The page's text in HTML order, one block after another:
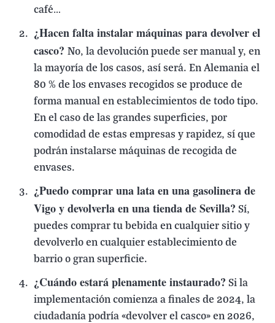
café…
¿Hacen falta instalar máquinas para devolver el
casco? No, la devolución puede ser manual y, en
la mayoría de los casos, así será. En Alemania el
80 % de los envases recogidos se produce de
forma manual en establecimientos de todo tipo.
En el caso de las grandes superficies, por
comodidad de estas empresas y rapidez, sí que
podrán instalarse máquinas de recogida de
envases.
¿Puedo comprar una lata en una gasolinera de
Vigo y devolverla en una tienda de Sevilla? Sí,
puedes comprar tu bebida en cualquier sitio y
devolverlo en cualquier establecimiento de
barrio o gran superficie.
¿Cuándo estará plenamente instaurado? Si la
implementación comienza a finales de 2024, la
ciudadanía podría «devolver el casco» en 2026,